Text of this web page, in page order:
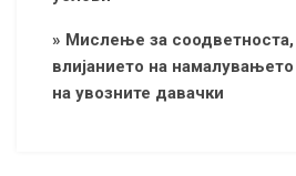
» Мислење за
влијанието на
на увозните давачки